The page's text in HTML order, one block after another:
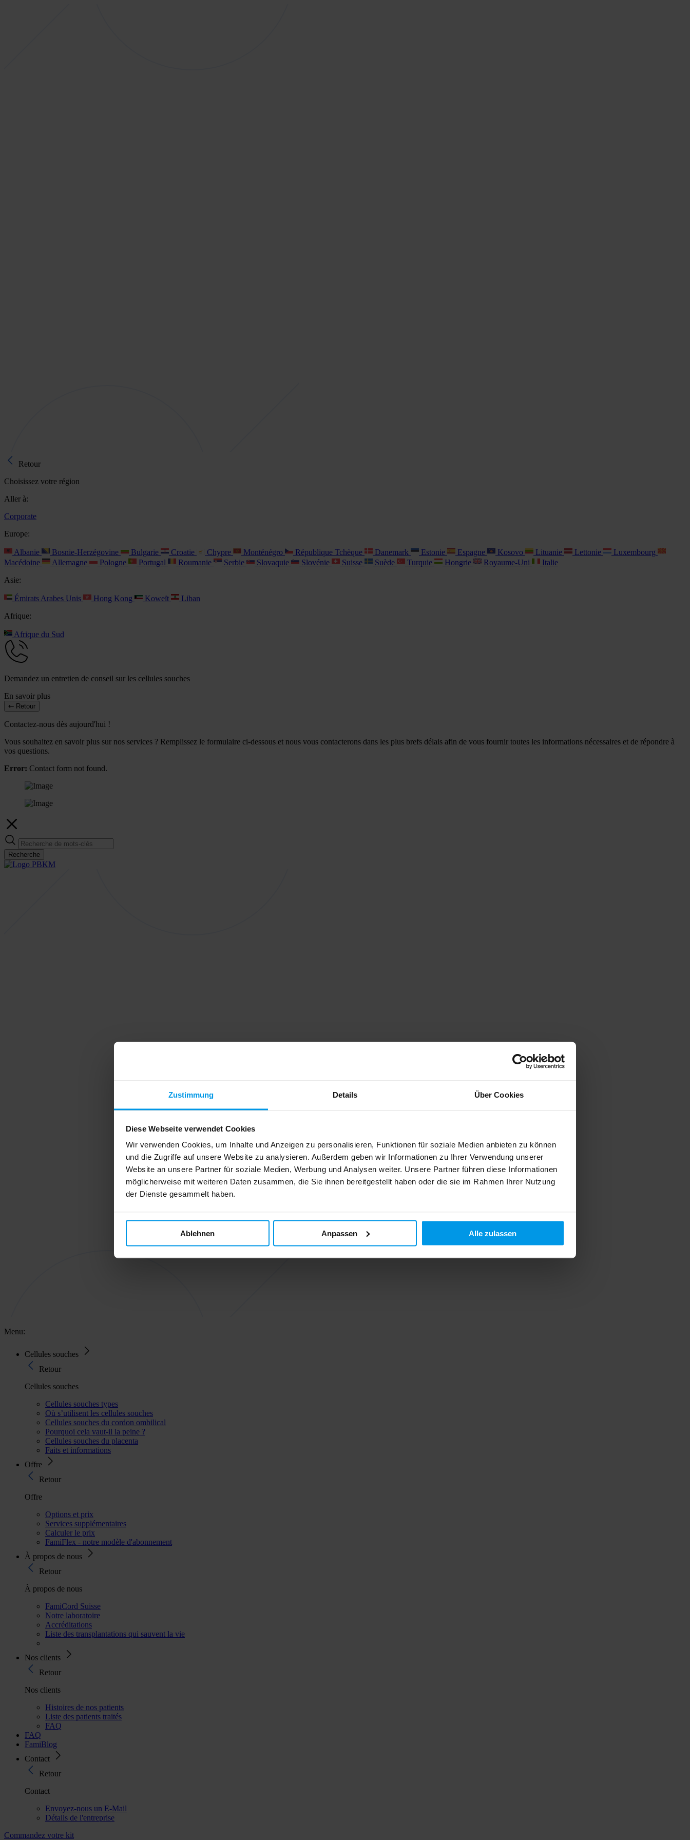
Zustimmung Details Über Cookies
Diese Webseite verwendet Cookies
Wir verwenden Cookies, um Inhalte und Anzeigen zu personalisieren, Funktionen für soziale Medien anbieten zu können
und die Zugriffe auf unsere Website zu analysieren. Außerdem geben wir Informationen zu Ihrer Verwendung unserer
Website an unsere Partner für soziale Medien, Werbung und Analysen weiter. Unsere Partner führen diese Informationen
möglicherweise mit weiteren Daten zusammen, die Sie ihnen bereitgestellt haben oder die sie im Rahmen Ihrer Nutzung
der Dienste gesammelt haben.
Ablehnen Anpassen Alle zulassen
Retour
Choisissez votre région
Aller à:
Corporate
Europe:
Albanie Bosnie-Herzégovine Bulgarie Croatie Chypre Monténégro République Tchèque Danemark Estonie Espagne Kosovo Lituanie Lettonie
Luxembourg
Macédoine
Allemagne Pologne Portugal Roumanie Serbie Slovaquie Slovénie Suisse Suède Turquie Hongrie Royaume-Uni
Italie
Asie:
Émirats Arabes Unis Hong Kong Koweït
Liban
Afrique:
Afrique du Sud
Demandez un entretien de conseil sur les cellules souches
En savoir plus
Retour
Contactez-nous dès aujourd'hui !
Vous souhaitez en savoir plus sur nos services ? Remplissez le formulaire ci-dessous et nous vous contacterons dans les plus brefs délais afin de vous fournir toutes les informations nécessaires et de répondre à
vos questions.
Error: Contact form not found.
Recherche
Menu:
Cellules souches
Retour
Cellules souches
Cellules souches types
Où s’utilisent les cellules souches
Cellules souches du cordon ombilical
Pourquoi cela vaut-il la peine ?
Cellules souches du placenta
Faits et informations
Offre
Retour
Offre
Options et prix
Services supplémentaires
Calculer le prix
FamiFlex - notre modèle d'abonnement
À propos de nous
Retour
À propos de nous
FamiCord Suisse
Notre laboratoire
Accréditations
Liste des transplantations qui sauvent la vie
Nos clients
Retour
Nos clients
Histoires de nos patients
Liste des patients traités
FAQ
FAQ
FamiBlog
Contact
Retour
Contact
Envoyez-nous un E-Mail
Détails de l'entreprise
Commandez votre kit